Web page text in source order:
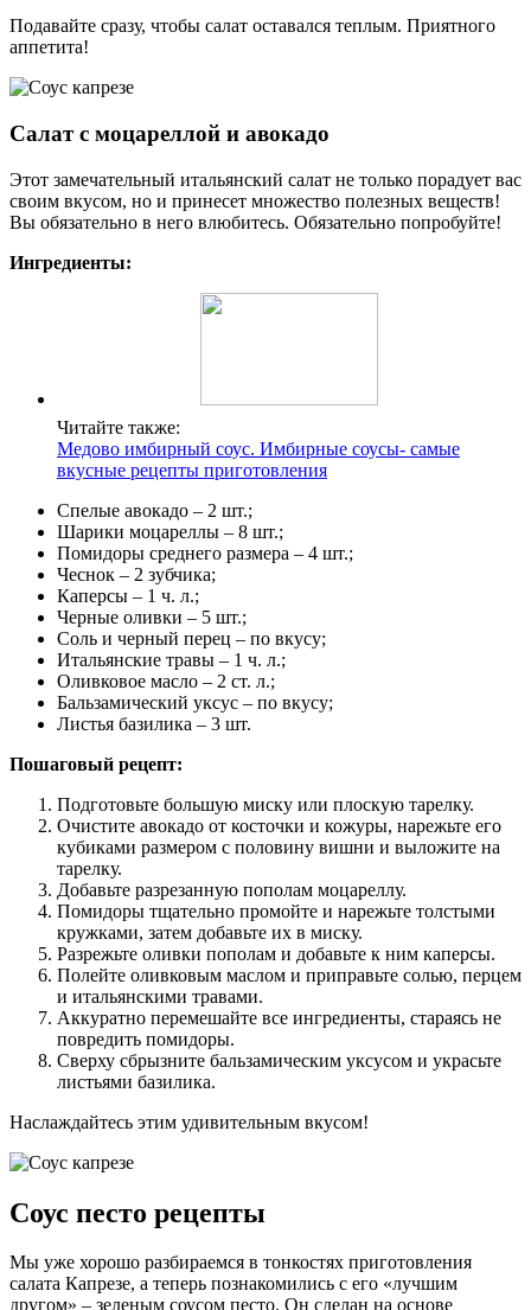
Подавайте сразу, чтобы салат оставался теплым. Приятного
аппетита!
Салат с моцареллой и авокадо
Этот замечательный итальянский салат не только порадует вас
своим вкусом, но и принесет множество полезных веществ!
Вы обязательно в него влюбитесь. Обязательно попробуйте!
Ингредиенты:
Читайте также:
Медово имбирный соус. Имбирные соусы- самые
вкусные рецепты приготовления
Спелые авокадо – 2 шт.;
Шарики моцареллы – 8 шт.;
Помидоры среднего размера – 4 шт.;
Чеснок – 2 зубчика;
Каперсы – 1 ч. л.;
Черные оливки – 5 шт.;
Соль и черный перец – по вкусу;
Итальянские травы – 1 ч. л.;
Оливковое масло – 2 ст. л.;
Бальзамический уксус – по вкусу;
Листья базилика – 3 шт.
Пошаговый рецепт:
Подготовьте большую миску или плоскую тарелку.
Очистите авокадо от косточки и кожуры, нарежьте его
кубиками размером с половину вишни и выложите на
тарелку.
Добавьте разрезанную пополам моцареллу.
Помидоры тщательно промойте и нарежьте толстыми
кружками, затем добавьте их в миску.
Разрежьте оливки пополам и добавьте к ним каперсы.
Полейте оливковым маслом и приправьте солью, перцем
и итальянскими травами.
Аккуратно перемешайте все ингредиенты, стараясь не
повредить помидоры.
Сверху сбрызните бальзамическим уксусом и украсьте
листьями базилика.
Наслаждайтесь этим удивительным вкусом!
Соус песто рецепты
Мы уже хорошо разбираемся в тонкостях приготовления
салата Капрезе, а теперь познакомились с его «лучшим
другом» – зеленым соусом песто. Он сделан на основе